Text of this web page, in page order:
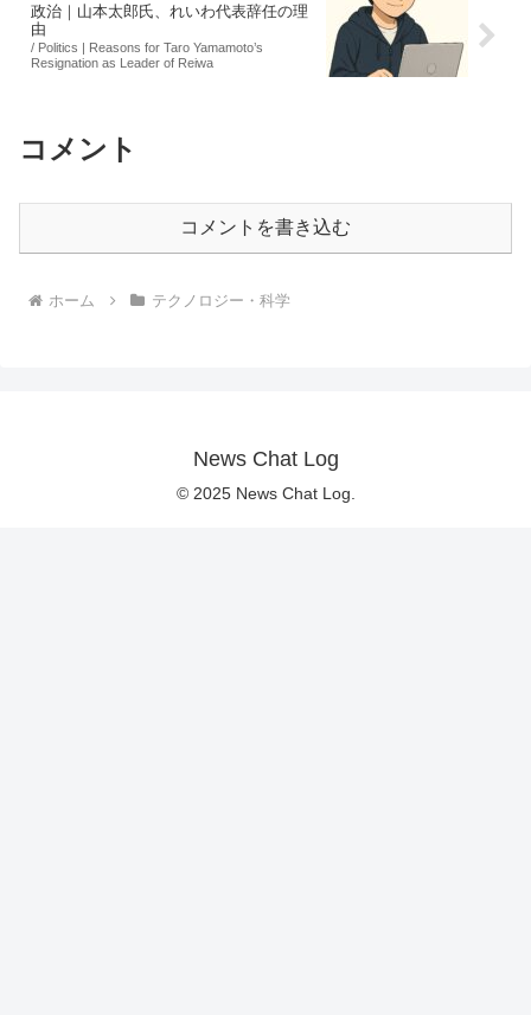
政治｜山本太郎氏、れいわ代表辞任の理
由
/ Politics | Reasons for Taro Yamamoto’s
Resignation as Leader of Reiwa
コメント
コメントを書き込む
ホーム テクノロジー・科学
News Chat Log
© 2025 News Chat Log.